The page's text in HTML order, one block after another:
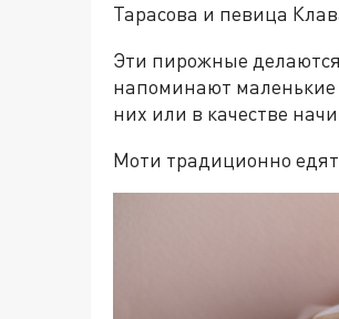
Тарасова и певица
Эти пирожные
напоминают маленькие
них или в качестве
Моти традиционно